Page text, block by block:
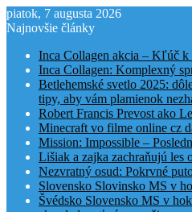
piatok, 7 augusta 2026
Najnovšie články
Inca Collagen akcia – Kľúč
Inca Collagen: Komplexný
Betlehemské svetlo 2025:
tipy, aby vám plamienok
Robert Francis Prevost ako
Minecraft vo filme online cz
Mission: Impossible –
Lišiak a zajka zachraňujú les
Nezvratný osud: Pokrvné
Slovensko Slovinsko MS v
Švédsko Slovensko MS v